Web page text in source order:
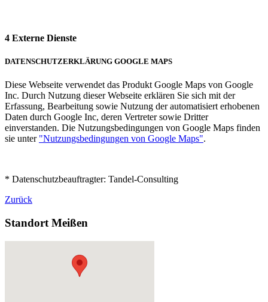
4 Externe Dienste
DATENSCHUTZERKLÄRUNG GOOGLE MAPS
Diese Webseite verwendet das Produkt Google Maps von Google
Inc. Durch Nutzung dieser Webseite erklären Sie sich mit der
Erfassung, Bearbeitung sowie Nutzung der automatisiert erhobenen
Daten durch Google Inc, deren Vertreter sowie Dritter
einverstanden. Die Nutzungsbedingungen von Google Maps finden
sie unter "Nutzungsbedingungen von Google Maps".
* Datenschutzbeauftragter: Tandel-Consulting
Zurück
Standort Meißen